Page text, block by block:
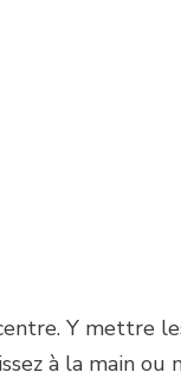
Y mettre
à la main ou